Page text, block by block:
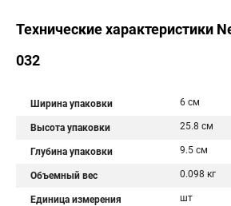
Технические характеристики
032
Ширина упаковки 6 см
Высота упаковки 25.8 см
Глубина упаковки 9.5 см
Объемный вес 0.098 кг
Единица измерения шт